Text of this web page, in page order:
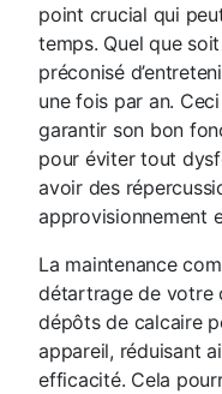
point crucial qui
temps. Quel que
préconisé
une fois par an.
garantir son bon
pour éviter tout
avoir des
approvisionnement
La maintenance
détartrage de votre
dépôts de calcaire
appareil, réduisant
efficacité. Cela